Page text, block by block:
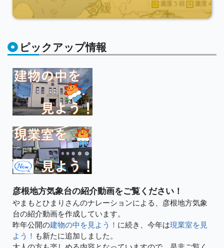
ピックアップ情報
彦根地方気象台の紹介動画をご覧ください！
やまもとひまりさんのナレーションによる、彦根地方気象
台の紹介動画を作成しています。
昨年公開の建物の中を見よう！ に続き、今年は現業室を見
よう！ も新たに追加しました。